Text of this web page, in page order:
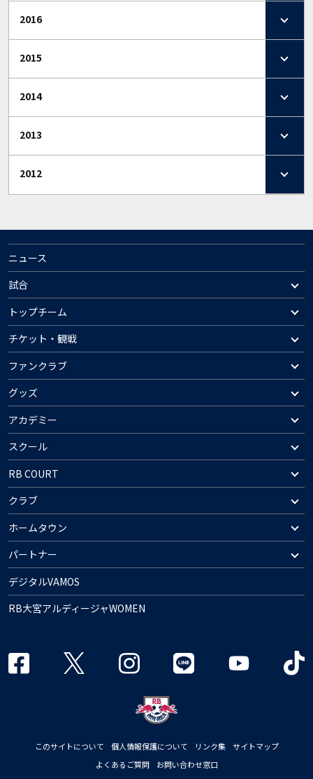
2016
2015
2014
2013
2012
ニュース
試合
トップチーム
チケット・観戦
ファンクラブ
グッズ
アカデミー
スクール
RB COURT
クラブ
ホームタウン
パートナー
デジタルVAMOS
RB大宮アルディージャWOMEN
このサイトについて 個人情報保護について リンク集
サイトマップ
よくあるご質問
お問い合わせ窓口